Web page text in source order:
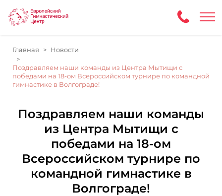
Главная Новости
Поздравляем наши команды из Центра Мытищи с
победами на 18-ом Всероссийском турнире по командной
гимнастике в Волгограде!
Поздравляем наши команды
из Центра Мытищи с
победами на 18-ом
Всероссийском турнире по
командной гимнастике в
Волгограде!